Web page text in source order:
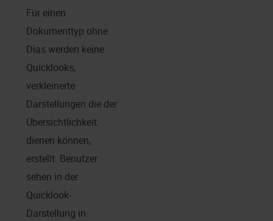
Für einen
Dokumenttyp ohne
Dias werden keine
Quicklooks,
verkleinerte
Darstellungen die der
Übersichtlichkeit
dienen können,
erstellt. Benutzer
sehen in der
Quicklook-
Darstellung in